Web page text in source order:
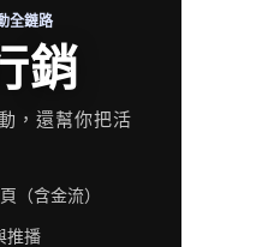
全鏈路
銷
，還幫你把活
（含金流）
推播